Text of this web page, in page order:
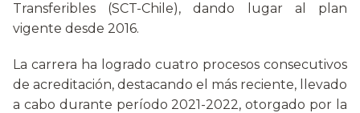
Transferibles (SCT-Chile), dando lugar al plan
vigente desde 2016.
La carrera ha logrado cuatro procesos consecutivos
de acreditación, destacando el más reciente, llevado
a cabo durante período 2021-2022, otorgado por la